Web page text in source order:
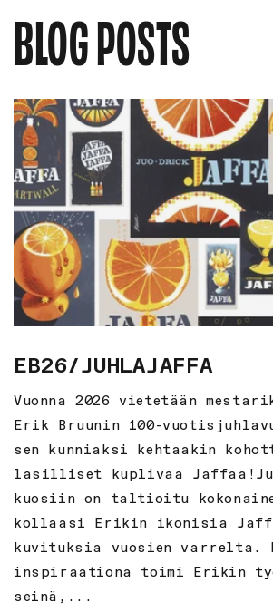
BLOG POSTS
EB26/JUHLAJAFFA
Vuonna 2026 vietetään
Erik Bruunin 100-
sen kunniaksi kehtaakin
lasilliset kuplivaa
kuosiin on taltioitu
kollaasi Erikin ikonisia
kuvituksia vuosien varrelta.
inspiraationa toimi Erikin
seinä,...